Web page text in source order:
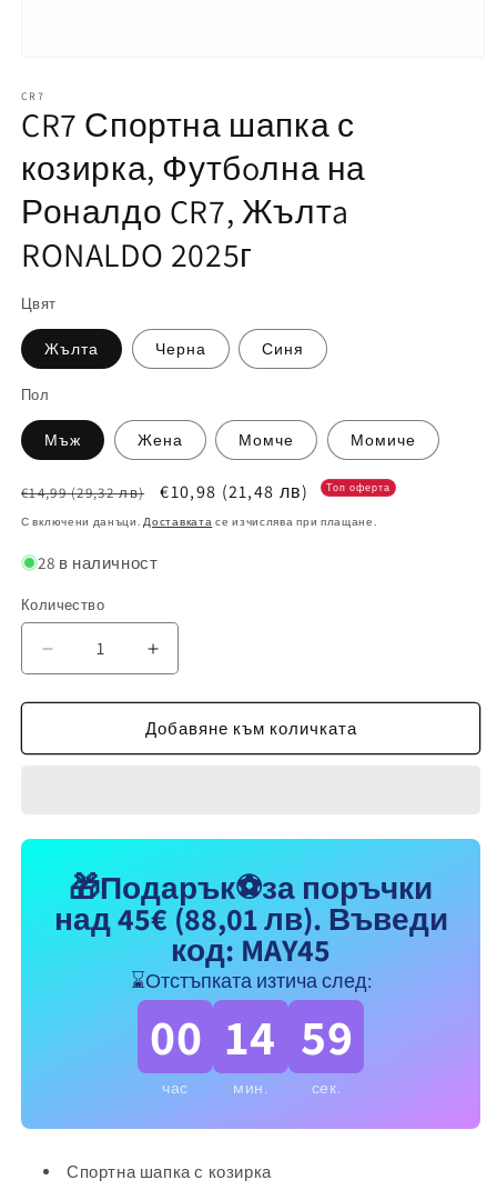
мултимедия
1
в
елемент
CR7
CR7 Спортна шапка с
козирка, Футбoлна на
Роналдо CR7, Жълтa
RONALDO 2025г
Цвят
Жълта Черна Синя
Пол
Мъж Жена Момче Момиче
Обичайна
цена
€14,99(29,32 лв)
Цена
при
€10,98 (21,48 лв) Топ оферта
С включени данъци.Доставката се изчислява при плащане.
28 в наличност
Количество
Намаляване
на
количеството
CR7
козирка,
Футбoлна
Роналдо
RONALDO
Увеличаване
на
количеството
за
CR7
козирка,
на
Роналдо
CR7,
Жълтa
RONALDO
Добавяне към количката
🎁Подарък⚽за поръчки
над 45€ (88,01 лв). Въведи
код: MAY45
⌛Отстъпката изтича след:
00
час
14
мин.
59
сек.
Спортна шапка с козирка